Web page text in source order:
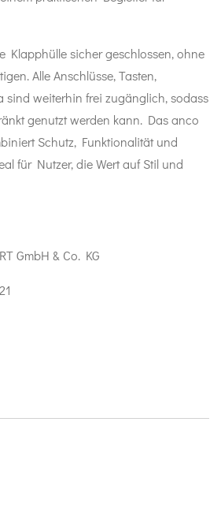
Klapphülle sicher geschlossen, ohne
Alle Anschlüsse, Tasten,
sind weiterhin frei zugänglich, sodass
genutzt werden kann. Das anco
Schutz, Funktionalität und
für Nutzer, die Wert auf Stil und
GmbH & Co. KG